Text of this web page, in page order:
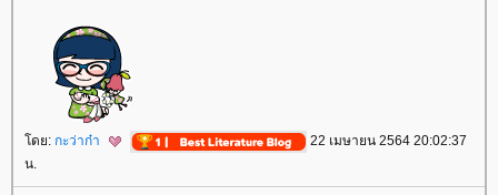
ดย: กะว่าก๋า
22 เมษายน 2564 20:02:37
น.